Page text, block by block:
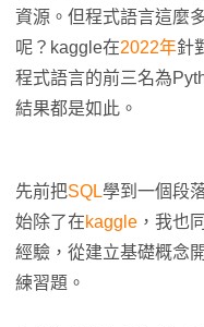
資源。但程式語言這麼
呢？kaggle在2022年針
程式語言的前三名為
結果都是如此。
先前把SQL學到一個段
始除了在kaggle ，我也
經驗，從建立基礎概念
練習題。